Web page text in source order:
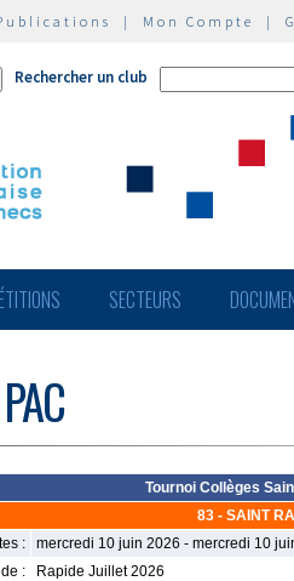
| Mon Compte |
Rechercher un club
SECTEURS
Tournoi Collèges
83 - SAINT
:
mercredi 10 juin 2026 - mercredi 10
:
Rapide Juillet 2026